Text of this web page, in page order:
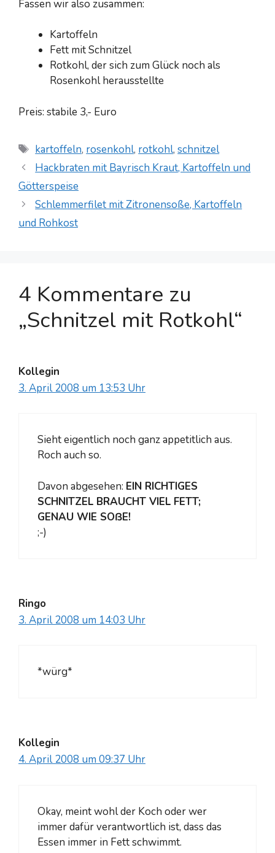
Fassen wir also zusammen:
Kartoffeln
Fett mit Schnitzel
Rotkohl, der sich zum Glück noch als
Rosenkohl herausstellte
Preis: stabile 3,- Euro
Schlagwörter
kartoffeln, rosenkohl, rotkohl,schnitzel
Hackbraten mit Bayrisch Kraut, Kartoffeln und
Götterspeise
Schlemmerfilet mit Zitronensoße, Kartoffeln
und Rohkost
4 Kommentare zu
„Schnitzel mit Rotkohl“
Kollegin
3. April 2008 um 13:53 Uhr
Sieht eigentlich noch ganz appetitlich aus.
Roch auch so.
Davon abgesehen: EIN RICHTIGES
SCHNITZEL BRAUCHT VIEL FETT;
GENAU WIE SOßE!
;-)
Ringo
3. April 2008 um 14:03 Uhr
*würg*
Kollegin
4. April 2008 um 09:37 Uhr
Okay, meint wohl der Koch oder wer
immer dafür verantwortlich ist, dass das
Essen immer in Fett schwimmt.